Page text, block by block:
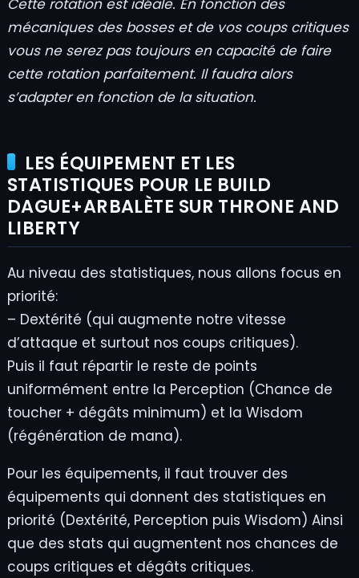
Cette rotation est idéale. En fonction des
mécaniques des bosses et de vos coups critiques
vous ne serez pas toujours en capacité de faire
cette rotation parfaitement. Il faudra alors
s’adapter en fonction de la situation.
LES ÉQUIPEMENT ET LES
STATISTIQUES POUR LE BUILD
DAGUE+ARBALÈTE SUR THRONE AND
LIBERTY
Au niveau des statistiques, nous allons focus en
priorité:
– Dextérité (qui augmente notre vitesse
d’attaque et surtout nos coups critiques).
Puis il faut répartir le reste de points
uniformément entre la Perception (Chance de
toucher + dégâts minimum) et la Wisdom
(régénération de mana).
Pour les équipements, il faut trouver des
équipements qui donnent des statistiques en
priorité (Dextérité, Perception puis Wisdom) Ainsi
que des stats qui augmentent nos chances de
coups critiques et dégâts critiques.